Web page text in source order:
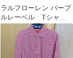
ラルフローレン パープ
ルレーベル Tシャ
ツ ネイビー